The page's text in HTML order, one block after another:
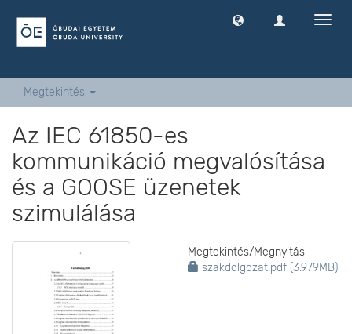
Megtekintés
Az IEC 61850-es
kommunikáció megvalósítása
és a GOOSE üzenetek
szimulálása
Megtekintés/Megnyitás
szakdolgozat.pdf (3.979MB)